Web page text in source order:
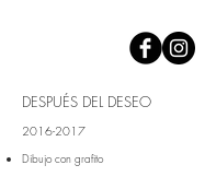
DESPUÉS DEL DESEO
2016-2017
Dibujo con grafito